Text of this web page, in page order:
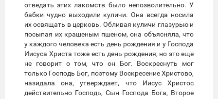
отведать этих лакомств было непозволительно. У
бабки чудно выходили куличи. Она всегда носила
их освящать в церковь. Обливая куличи глазурью и
посыпая их крашеным пшеном, она объясняла, что
у каждого человека есть день рождения и у Господа
Иисуса Христа тоже есть день рождения, но это еще
не говорит о том, что он Бог. Воскреснуть мог
только Господь Бог, поэтому Воскресение Христово,
назидала она, утверждает, что Иисус Христос
действительно Господь, Сын Господа Бога, Второе